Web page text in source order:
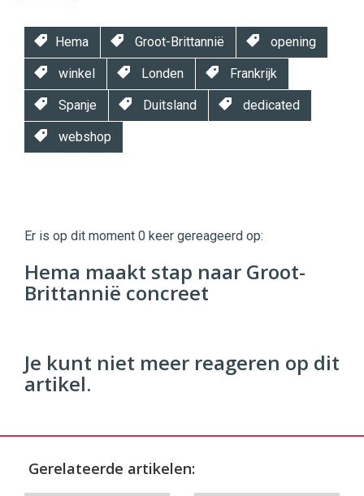
Hema Groot-Brittannië opening
winkel Londen Frankrijk
Spanje Duitsland dedicated
webshop
|
Digital
Commerce https://twinklemagazine.nl
9654
Er is op dit moment 0 keer gereageerd op:
Hema maakt stap naar Groot-
Brittannië concreet
Je kunt niet meer reageren op dit
artikel.
Gerelateerde artikelen: